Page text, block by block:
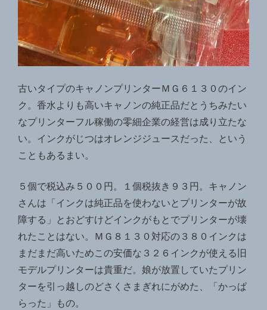
古いタイプのキャノンプリンターＭＧ６１３０のイン
ク。香水よりも高いキャノンの純正品だとうちみたい
なプリンターフル稼働の零細企業の経営は成り立たな
い。インクがじつはオレンジジュースだった、という
こともあるまい。
５個で税込み５００円。１個税抜き９３円。キャノン
さんは「インクは純正品を使わないとプリンターが故
障する」とおどすけどインクがもとでプリンターが壊
れたことはない。ＭＧ８１３０対応の３８０インクは
まだまだ高いためこの安価な３２６インクが使える旧
モデルプリンターは貴重だ。娘が放置していたプリン
ターを引っ越しのどさくさまぎれにがめた、「かっぱ
らった」もの。